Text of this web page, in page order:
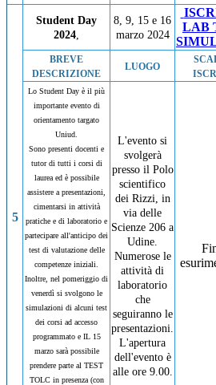
5
Student Day
2024
8, 9, 15 e 16
marzo 2024
LAB
BREVE
DESCRIZIONE
LUOGO
Lo Student Day è il più
importante evento di
orientamento targato
Uniud.
Sono presenti docenti e
tutor di tutti i corsi di
laurea ed è possibile
assistere a presentazioni,
cimentarsi in attività
pratiche e di laboratorio e
partecipare all'anticipo dei
test di valutazione delle
competenze iniziali.
Inoltre, nel pomeriggio di
venerdì si svolgono le
simulazioni di alcuni test
dei corsi ad accesso
programmato e IL 15
marzo sarà possibile
prendere parte al TEST
TOLC in presenza (con
L'evento si
svolgerà
presso il Polo
scientifico
dei Rizzi, in
via delle
Scienze 206 a
Udine.
Numerose le
attività di
laboratorio
che
seguiranno le
presentazioni.
L'apertura
dell'evento è
alle ore 9.00.